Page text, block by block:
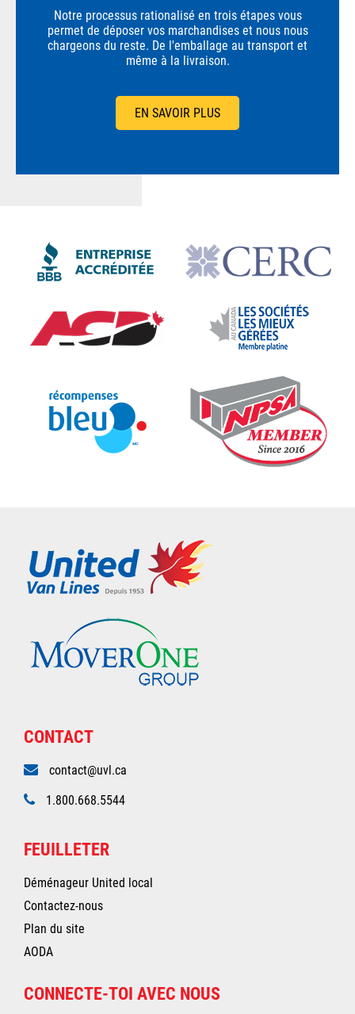
Notre processus rationalisé en trois étapes vous
permet de déposer vos marchandises et nous nous
chargeons du reste. De l'emballage au transport et
même à la livraison.
EN SAVOIR PLUS
CONTACT
contact@uvl.ca
1.800.668.5544
FEUILLETER
Déménageur United local
Contactez-nous
Plan du site
AODA
CONNECTE-TOI AVEC NOUS